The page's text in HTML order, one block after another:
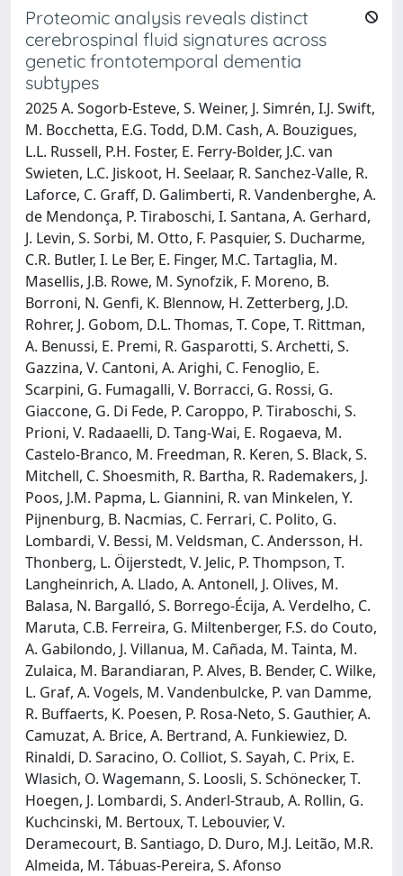
Proteomic analysis reveals distinct
cerebrospinal fluid signatures across
genetic frontotemporal dementia
subtypes
2025 A. Sogorb-Esteve, S. Weiner, J. Simrén, I.J. Swift,
M. Bocchetta, E.G. Todd, D.M. Cash, A. Bouzigues,
L.L. Russell, P.H. Foster, E. Ferry-Bolder, J.C. van
Swieten, L.C. Jiskoot, H. Seelaar, R. Sanchez-Valle, R.
Laforce, C. Graff, D. Galimberti, R. Vandenberghe, A.
de Mendonça, P. Tiraboschi, I. Santana, A. Gerhard,
J. Levin, S. Sorbi, M. Otto, F. Pasquier, S. Ducharme,
C.R. Butler, I. Le Ber, E. Finger, M.C. Tartaglia, M.
Masellis, J.B. Rowe, M. Synofzik, F. Moreno, B.
Borroni, N. Genfi, K. Blennow, H. Zetterberg, J.D.
Rohrer, J. Gobom, D.L. Thomas, T. Cope, T. Rittman,
A. Benussi, E. Premi, R. Gasparotti, S. Archetti, S.
Gazzina, V. Cantoni, A. Arighi, C. Fenoglio, E.
Scarpini, G. Fumagalli, V. Borracci, G. Rossi, G.
Giaccone, G. Di Fede, P. Caroppo, P. Tiraboschi, S.
Prioni, V. Radaaelli, D. Tang-Wai, E. Rogaeva, M.
Castelo-Branco, M. Freedman, R. Keren, S. Black, S.
Mitchell, C. Shoesmith, R. Bartha, R. Rademakers, J.
Poos, J.M. Papma, L. Giannini, R. van Minkelen, Y.
Pijnenburg, B. Nacmias, C. Ferrari, C. Polito, G.
Lombardi, V. Bessi, M. Veldsman, C. Andersson, H.
Thonberg, L. Öijerstedt, V. Jelic, P. Thompson, T.
Langheinrich, A. Llado, A. Antonell, J. Olives, M.
Balasa, N. Bargalló, S. Borrego-Écija, A. Verdelho, C.
Maruta, C.B. Ferreira, G. Miltenberger, F.S. do Couto,
A. Gabilondo, J. Villanua, M. Cañada, M. Tainta, M.
Zulaica, M. Barandiaran, P. Alves, B. Bender, C. Wilke,
L. Graf, A. Vogels, M. Vandenbulcke, P. van Damme,
R. Buffaerts, K. Poesen, P. Rosa-Neto, S. Gauthier, A.
Camuzat, A. Brice, A. Bertrand, A. Funkiewiez, D.
Rinaldi, D. Saracino, O. Colliot, S. Sayah, C. Prix, E.
Wlasich, O. Wagemann, S. Loosli, S. Schönecker, T.
Hoegen, J. Lombardi, S. Anderl-Straub, A. Rollin, G.
Kuchcinski, M. Bertoux, T. Lebouvier, V.
Deramecourt, B. Santiago, D. Duro, M.J. Leitão, M.R.
Almeida, M. Tábuas-Pereira, S. Afonso